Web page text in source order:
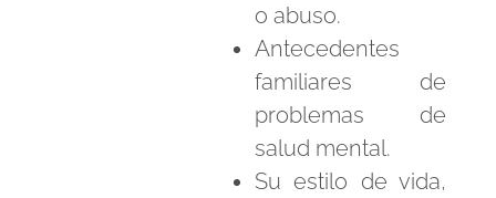
o abuso.
Antecedentes
familiares de
problemas de
salud mental.
Su estilo de vida,